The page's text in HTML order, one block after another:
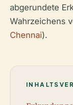
abgerundete
Wahrzeichens
Chennai).